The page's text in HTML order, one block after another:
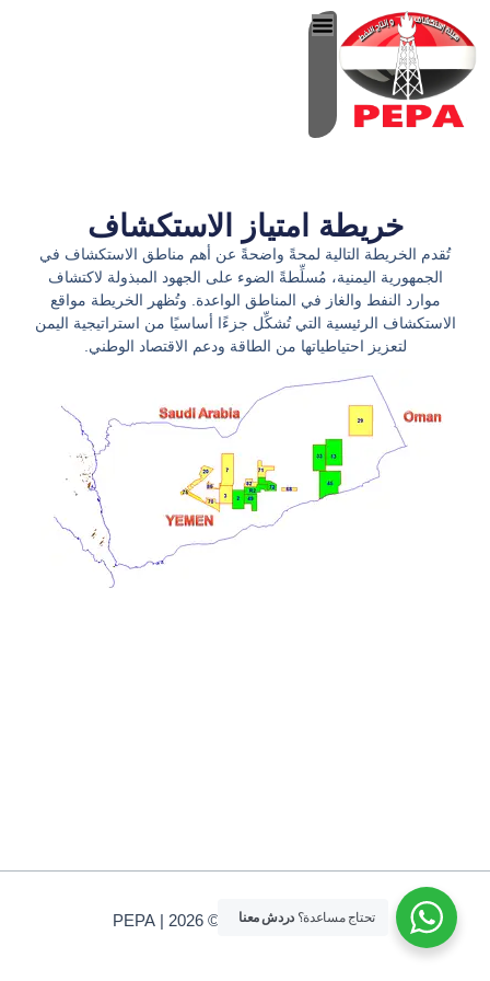
إلى
المحتوى
خريطة امتياز الاستكشاف
تُقدم الخريطة التالية لمحةً واضحةً عن أهم مناطق الاستكشاف في
الجمهورية اليمنية، مُسلِّطةً الضوء على الجهود المبذولة لاكتشاف
موارد النفط والغاز في المناطق الواعدة. وتُظهر الخريطة مواقع
الاستكشاف الرئيسية التي تُشكِّل جزءًا أساسيًا من استراتيجية اليمن
لتعزيز احتياطياتها من الطاقة ودعم الاقتصاد الوطني.
جميع الحقوق محفوظة © 2026 | PEPA
تحتاج مساعدة؟ دردش معنا